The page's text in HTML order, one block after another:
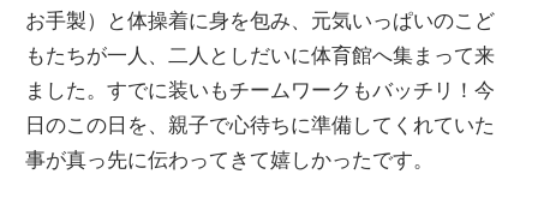
お手製）と体操着に身を包み、元気いっぱいのこど
もたちが一人、二人としだいに体育館へ集まって来
ました。すでに装いもチームワークもバッチリ！今
日のこの日を、親子で心待ちに準備してくれていた
事が真っ先に伝わってきて嬉しかったです。